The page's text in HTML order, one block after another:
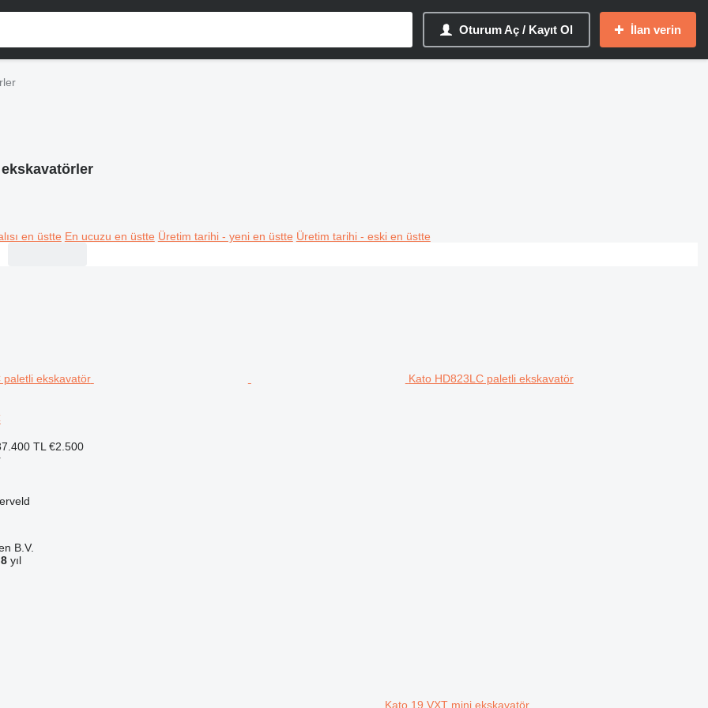
Oturum Aç / Kayıt Ol İlan verin
en üstte En ucuzu en üstte Üretim tarihi - yeni en üstte Üretim tarihi - eski en üstte
Kato HD823LC paletli ekskavatör
TL €2.500
B.V.
8yıl
Kato 19 VXT mini ekskavatör